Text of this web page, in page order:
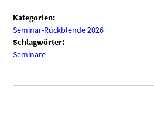
Kategorien:
Seminar-Rückblende 2026
Schlagwörter:
Seminare